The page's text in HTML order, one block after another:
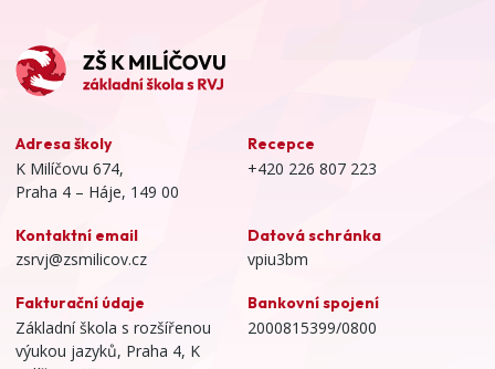
Adresa školy
K Milíčovu 674,
Praha 4 – Háje, 149 00
Recepce
+420 226 807 223
Kontaktní email
zsrvj@zsmilicov.cz
Datová schránka
vpiu3bm
Fakturační údaje
Základní škola s rozšířenou
výukou jazyků, Praha 4, K
Bankovní spojení
2000815399/0800